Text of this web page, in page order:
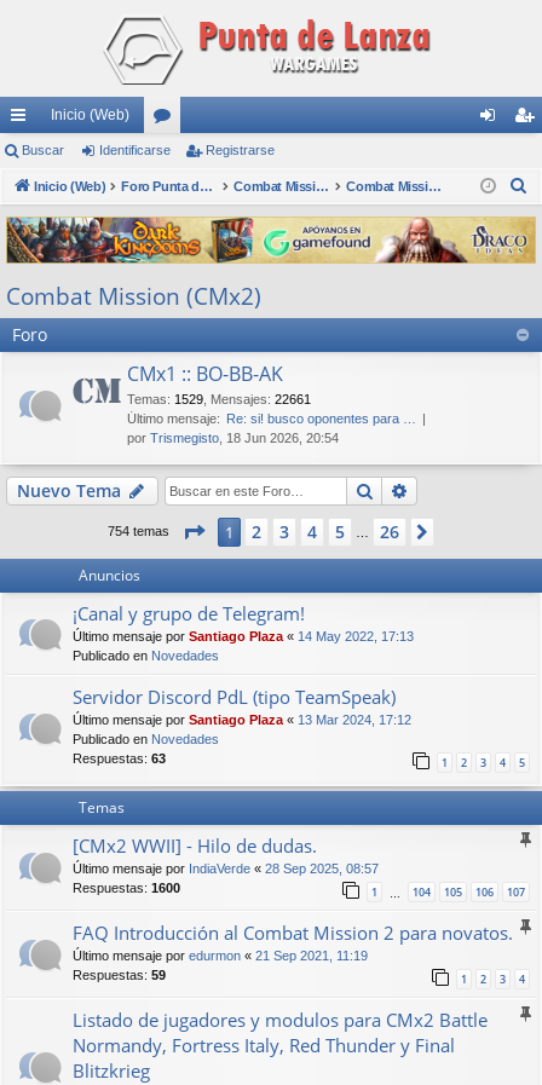
nl
ac
es
rá
pi
do
Inicio (Web)
or
os nti
fic
ar
ist
ra
rs
Buscar Identificarse Registrarse
Inicio (Web) Foro Punta de Lanza Wargames Combat Mission Combat Mission (CMx2)
s
c
r
Combat Mission (CMx2)
Foro
CMx1 :: BO-BB-AK
Temas: 1529 Mensajes: 22661
Último mensaje: Re: si! busco oponentes para …
por Trismegisto , 18 Jun 2026, 20:54
Nuevo Tema Buscar
754 temas Página de 26
1 2 3 4 5 26
Anuncios
¡Canal y grupo de Telegram!
Último mensaje por Santiago Plaza « 14 May 2022, 17:13
Publicado en Novedades
Servidor Discord PdL (tipo TeamSpeak)
Último mensaje por Santiago Plaza « 13 Mar 2024, 17:12
Publicado en Novedades
Respuestas: 63 1 2 3 4 5
Temas
[CMx2 WWII] - Hilo de dudas.
Último mensaje por IndiaVerde « 28 Sep 2025, 08:57
Respuestas: 1600 1 … 104 105 106 107
FAQ Introducción al Combat Mission 2 para novatos.
Último mensaje por edurmon « 21 Sep 2021, 11:19
Respuestas: 59 1 2 3 4
Listado de jugadores y modulos para CMx2 Battle
Normandy, Fortress Italy, Red Thunder y Final
Blitzkrieg